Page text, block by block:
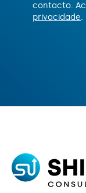
contacto.
privacidade.